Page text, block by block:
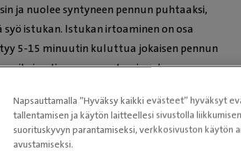
ja nuolee syntyneen pennun puhtaaksi,
istukan. Istukan irtoaminen on osa
5-15 minuutin kuluttua jokaisen pennun
pennun syntymisen kanssa.
kunnes viimeinen pentu on
narttu helposti niiden kaikkien syömisestä
sen vuoksi hiukan rajoittaa.
Napsauttamalla ”Hyväksy kaikki evästeet” hyväksyt
tallentamisen ja käytön laitteellesi sivustolla
suorituskyvyn parantamiseksi, verkkosivuston käytön
avustamiseksi.